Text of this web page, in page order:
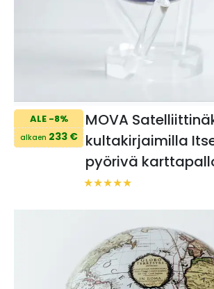
ALE -8%
alkaen 233 €
MOVA
kultakirjaimilla
pyörivä